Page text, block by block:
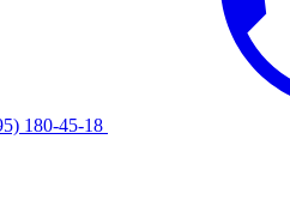
180-45-18